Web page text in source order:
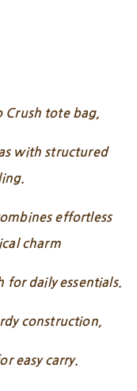
Crush tote bag,
with structured
effortless
charm
for daily essentials.
construction,
easy carry.